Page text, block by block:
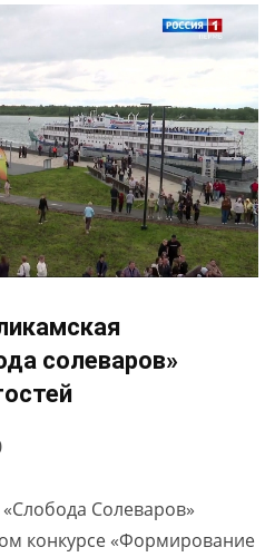
солеваров»
Солеваров»
конкурсе «Формирование